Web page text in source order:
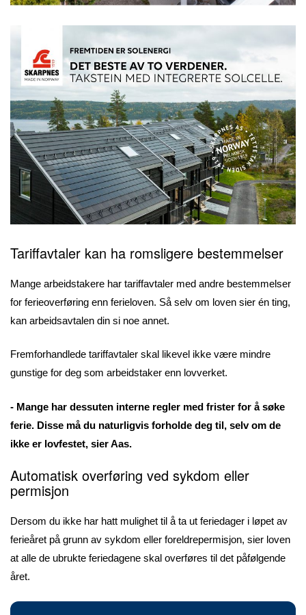
Tariffavtaler kan ha romsligere bestemmelser
Mange arbeidstakere har tariffavtaler med andre bestemmelser
for ferieoverføring enn ferieloven. Så selv om loven sier én ting,
kan arbeidsavtalen din si noe annet.
Fremforhandlede tariffavtaler skal likevel ikke være mindre
gunstige for deg som arbeidstaker enn lovverket.
- Mange har dessuten interne regler med frister for å søke
ferie. Disse må du naturligvis forholde deg til, selv om de
ikke er lovfestet, sier Aas.
Automatisk overføring ved sykdom eller
permisjon
Dersom du ikke har hatt mulighet til å ta ut feriedager i løpet av
ferieåret på grunn av sykdom eller foreldrepermisjon, sier loven
at alle de ubrukte feriedagene skal overføres til det påfølgende
året.